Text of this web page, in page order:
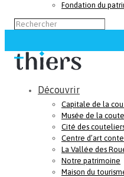
Fondation du
Découvrir
Capitale de la
Musée de la
Cité des
Centre d’art
La Vallée des
Notre patrimoine
Maison du